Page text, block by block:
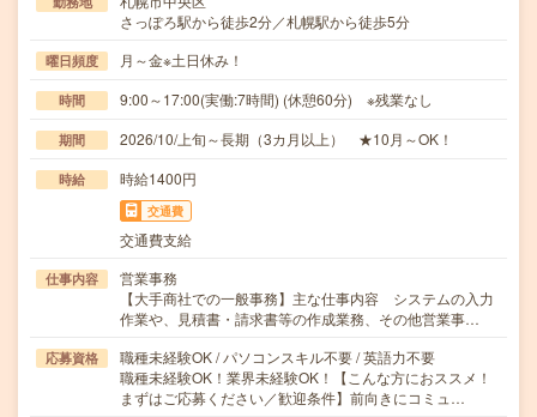
さっぽろ駅から徒歩2分／札幌駅から徒歩5分
曜日頻度 月～金※土日休み！
時間 9:00～17:00(実働:7時間) (休憩60分) ※残業なし
期間 2026/10/上旬～長期（3カ月以上） ★10月～OK！
時給 時給1400円
交通費
交通費支給
仕事内容
営業事務
【大手商社での一般事務】主な仕事内容 システムの入力
作業や、見積書・請求書等の作成業務、その他営業事…
応募資格
職種未経験OK / パソコンスキル不要 / 英語力不要
職種未経験OK！業界未経験OK！【こんな方におススメ！
まずはご応募ください／歓迎条件】前向きにコミュ…